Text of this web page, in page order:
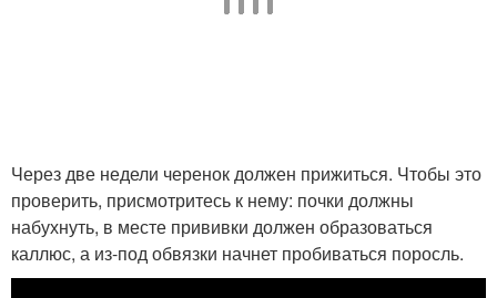
Через две недели черенок должен прижиться. Чтобы это
проверить, присмотритесь к нему: почки должны
набухнуть, в месте прививки должен образоваться
каллюс, а из-под обвязки начнет пробиваться поросль.